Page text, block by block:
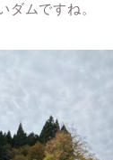
ダムですね。